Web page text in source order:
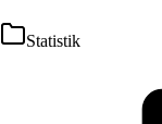
Statistik